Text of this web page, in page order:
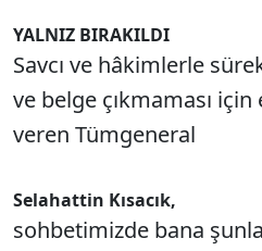
YALNIZ BIRAKILDI
Savcı ve hâkimlerle
ve belge çıkmaması
veren Tümgeneral
Selahattin Kısacık,
sohbetimizde bana